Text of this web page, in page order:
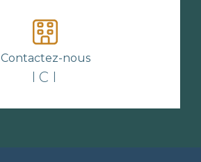
Contactez-nous
ICI